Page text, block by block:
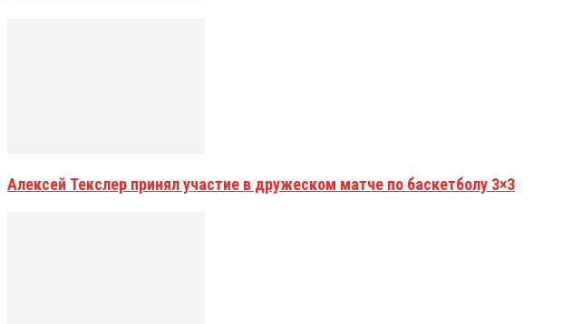
Алексей Текслер принял участие в дружеском матче по баскетболу 3×3